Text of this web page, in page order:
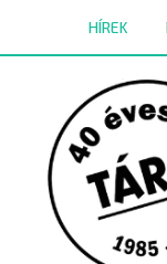
HÍREK